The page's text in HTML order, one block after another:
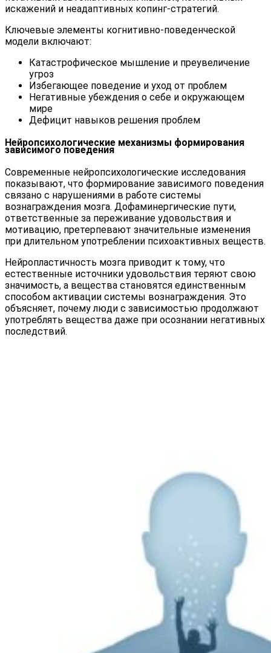
искажений и неадаптивных копинг-стратегий.
Ключевые элементы когнитивно-поведенческой
модели включают:
Катастрофическое мышление и преувеличение
угроз
Избегающее поведение и уход от проблем
Негативные убеждения о себе и окружающем
мире
Дефицит навыков решения проблем
Нейропсихологические механизмы формирования
зависимого поведения
Современные нейропсихологические исследования
показывают, что формирование зависимого поведения
связано с нарушениями в работе системы
вознаграждения мозга. Дофаминергические пути,
ответственные за переживание удовольствия и
мотивацию, претерпевают значительные изменения
при длительном употреблении психоактивных веществ.
Нейропластичность мозга приводит к тому, что
естественные источники удовольствия теряют свою
значимость, а вещества становятся единственным
способом активации системы вознаграждения. Это
объясняет, почему люди с зависимостью продолжают
употреблять вещества даже при осознании негативных
последствий.